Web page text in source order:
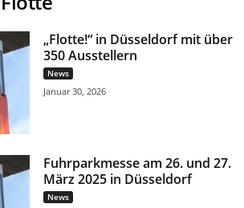
„Flotte!“ in Düsseldorf mit über
350 Ausstellern
News
Januar 30, 2026
Fuhrparkmesse am 26. und 27.
März 2025 in Düsseldorf
News